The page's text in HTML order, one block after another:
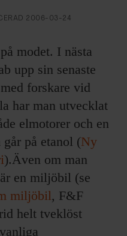
2006-03-24
modet. I nästa
upp sin senaste
forskare vid
har man utvecklat
elmotorer och en
på etanol (Ny
).Även om man
en miljöbil (se
miljöbil, F&F
helt tveklöst